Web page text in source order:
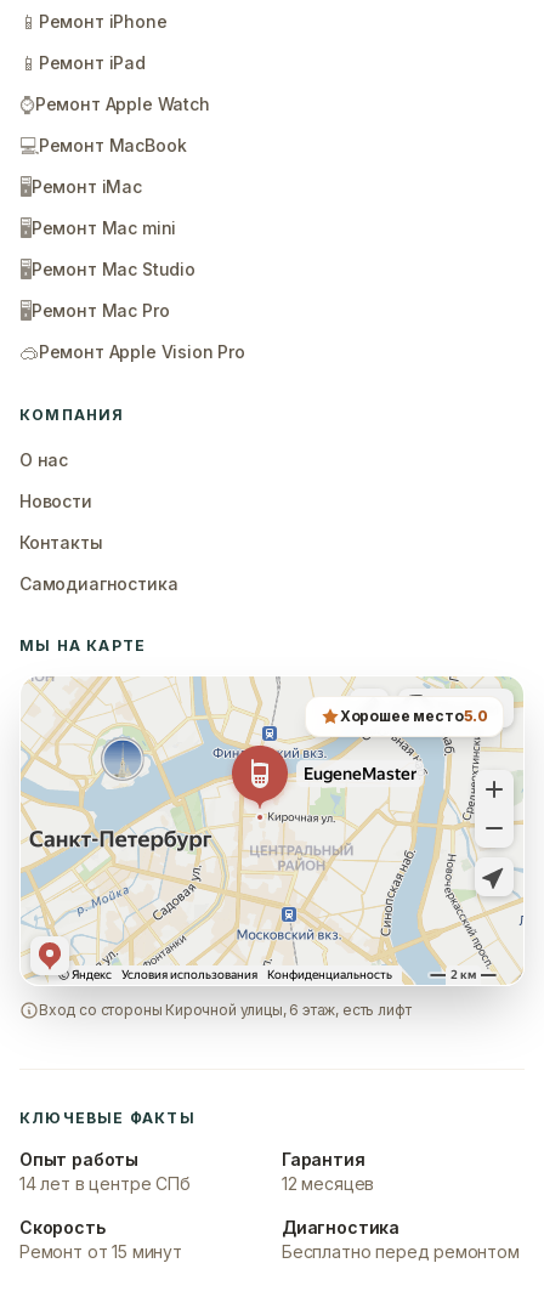
📱 Ремонт iPhone
📱 Ремонт iPad
⌚Ремонт Apple Watch
💻Ремонт MacBook
🖥️Ремонт iMac
🖥️Ремонт Mac mini
🖥️Ремонт Mac Studio
🖥️Ремонт Mac Pro
🥽Ремонт Apple Vision Pro
КОМПАНИЯ
О нас
Новости
Контакты
Самодиагностика
МЫ НА КАРТЕ
Хорошее место5.0
Вход со стороны Кирочной улицы, 6 этаж, есть лифт
КЛЮЧЕВЫЕ ФАКТЫ
Опыт работы
14 лет в центре СПб
Гарантия
12 месяцев
Скорость
Ремонт от 15 минут
Диагностика
Бесплатно перед ремонтом